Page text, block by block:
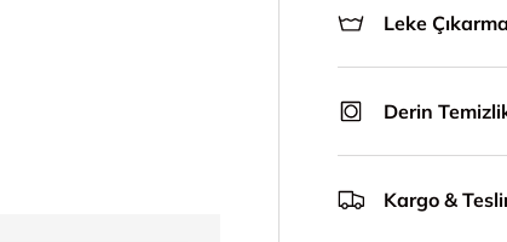
Leke Çıkarma
Derin
Kargo &